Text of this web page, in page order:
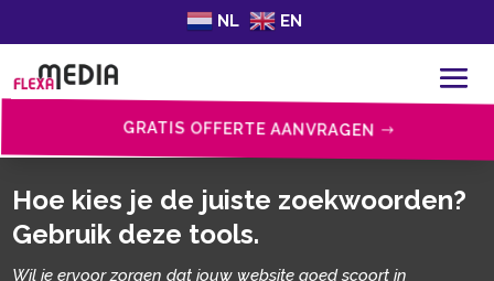
NL EN
GRATIS OFFERTE AANVRAGEN
Hoe kies je de juiste zoekwoorden?
Gebruik deze tools.​
Wil je ervoor zorgen dat jouw website goed scoort in